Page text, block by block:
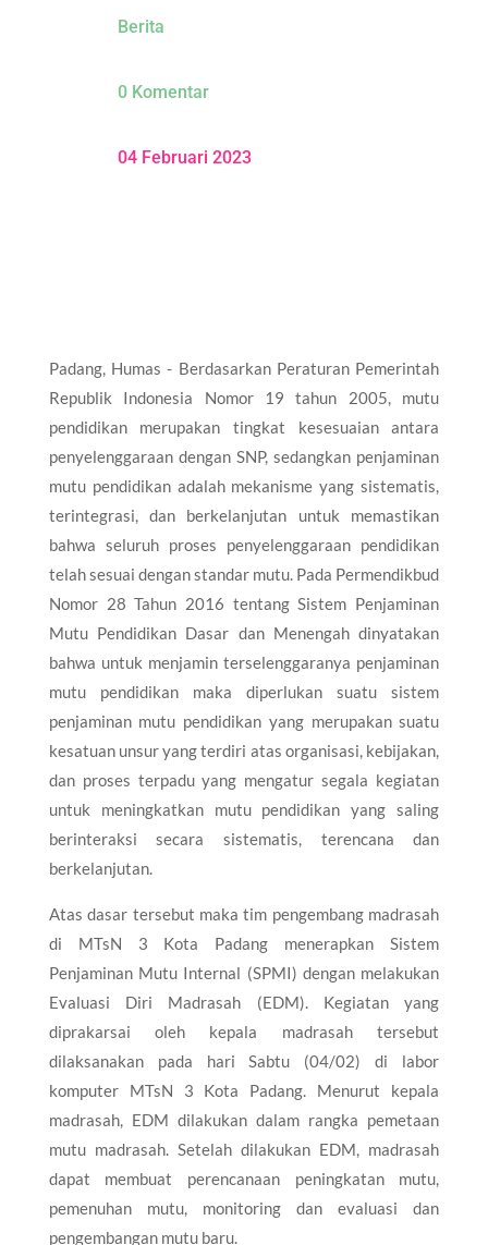
Berita
0 Komentar
04 Februari 2023
Padang, Humas - Berdasarkan Peraturan Pemerintah
Republik Indonesia Nomor 19 tahun 2005, mutu
pendidikan merupakan tingkat kesesuaian antara
penyelenggaraan dengan SNP, sedangkan penjaminan
mutu pendidikan adalah mekanisme yang sistematis,
terintegrasi, dan berkelanjutan untuk memastikan
bahwa seluruh proses penyelenggaraan pendidikan
telah sesuai dengan standar mutu. Pada Permendikbud
Nomor 28 Tahun 2016 tentang Sistem Penjaminan
Mutu Pendidikan Dasar dan Menengah dinyatakan
bahwa untuk menjamin terselenggaranya penjaminan
mutu pendidikan maka diperlukan suatu sistem
penjaminan mutu pendidikan yang merupakan suatu
kesatuan unsur yang terdiri atas organisasi, kebijakan,
dan proses terpadu yang mengatur segala kegiatan
untuk meningkatkan mutu pendidikan yang saling
berinteraksi secara sistematis, terencana dan
berkelanjutan.
Atas dasar tersebut maka tim pengembang madrasah
di MTsN 3 Kota Padang menerapkan Sistem
Penjaminan Mutu Internal (SPMI) dengan melakukan
Evaluasi Diri Madrasah (EDM). Kegiatan yang
diprakarsai oleh kepala madrasah tersebut
dilaksanakan pada hari Sabtu (04/02) di labor
komputer MTsN 3 Kota Padang. Menurut kepala
madrasah, EDM dilakukan dalam rangka pemetaan
mutu madrasah. Setelah dilakukan EDM, madrasah
dapat membuat perencanaan peningkatan mutu,
pemenuhan mutu, monitoring dan evaluasi dan
pengembangan mutu baru.